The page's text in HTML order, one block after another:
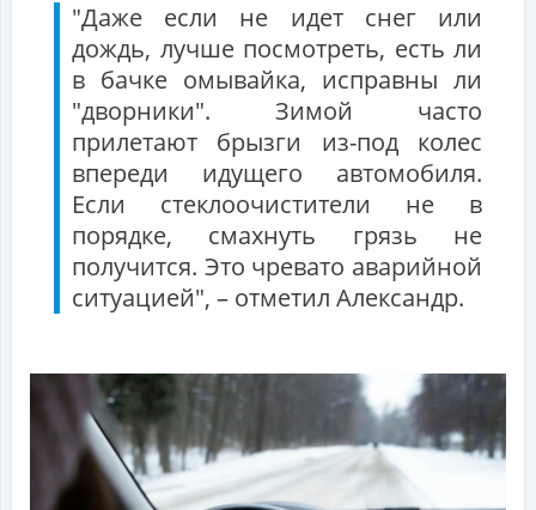
"Даже если не идет снег или
дождь, лучше посмотреть, есть ли
в бачке омывайка, исправны ли
"дворники". Зимой часто
прилетают брызги из-под колес
впереди идущего автомобиля.
Если стеклоочистители не в
порядке, смахнуть грязь не
получится. Это чревато аварийной
ситуацией", – отметил Александр.